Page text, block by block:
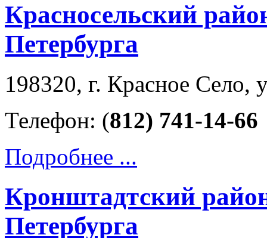
Красносельский
Петербурга
198320, г. Красное Село,
Телефон: (812) 741-14-66
Подробнее ...
Кронштадтский
Петербурга